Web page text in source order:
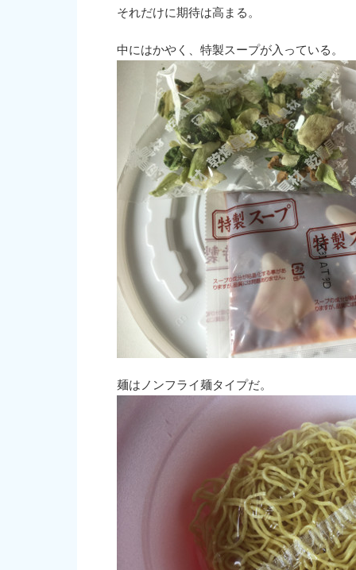
それだけに期待は高まる。
中にはかやく、特製スープが入っている。
麺はノンフライ麺タイプだ。